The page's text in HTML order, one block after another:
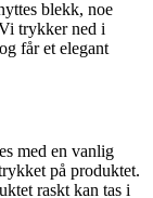
blekk, noe
trykker ned i
får et elegant
med en vanlig
på produktet.
raskt kan tas i